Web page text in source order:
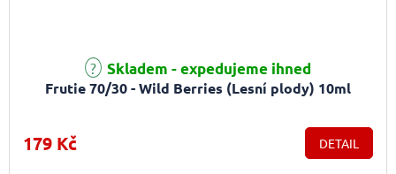
Frutie 70/30 - Wild Berries (Lesní plody) 10ml
Skladem - expedujeme ihned
179 Kč DETAIL